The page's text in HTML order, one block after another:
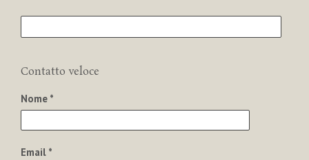
Contatto veloce
Nome *
Email *